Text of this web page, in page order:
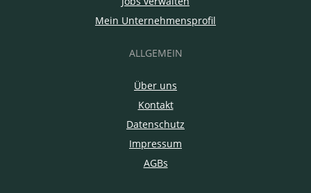
Mein Unternehmensprofil
ALLGEMEIN
Über uns
Kontakt
Datenschutz
Impressum
AGBs